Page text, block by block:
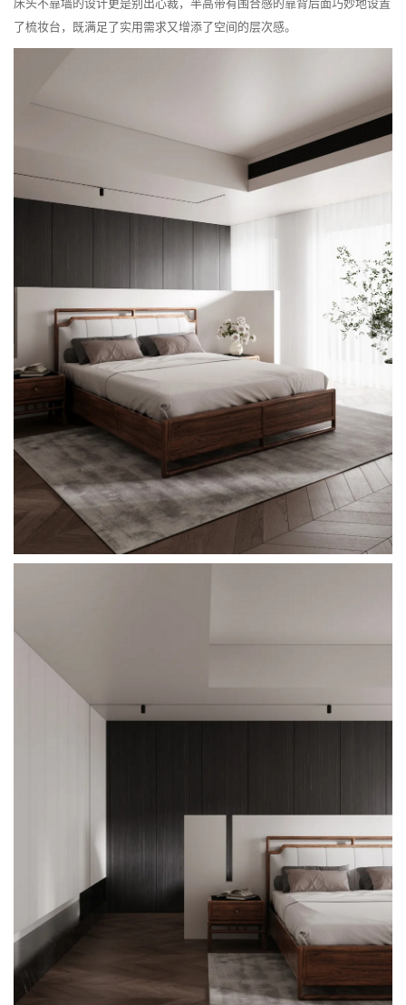
床头不靠墙的设计更是别出心裁，半高带有围合感的靠背后面巧妙地设置
了梳妆台，既满足了实用需求又增添了空间的层次感。